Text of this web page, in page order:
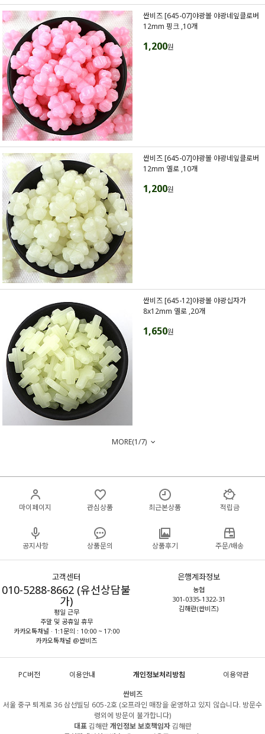
싼비즈 [645-07]야광볼 야광네잎클로버
12mm 핑크 ,10개
1,200원
싼비즈 [645-07]야광볼 야광네잎클로버
12mm 옐로 ,10개
1,200원
싼비즈 [645-12]야광볼 야광십자가
8x12mm 옐로 ,20개
1,650원
MORE(1/7)
마이페이지 관심상품 최근본상품 적립금
공지사항 상품문의 상품후기 주문/배송
고객센터
010-5288-8662 (유선상담불
가)
평일 근무
주말 및 공휴일 휴무
카카오톡채널 · 1:1문의 : 10:00 ~ 17:00
카카오톡채널 @싼비즈
은행계좌정보
농협
301-0335-1322-31
김해란(싼비즈)
PC버전 이용안내 개인정보처리방침
이용약관
싼비즈
서울 중구 퇴계로 36 삼선빌딩 605-2호 (오프라인 매장을 운영하고 있지 않습니다. 방문수
령외에 방문이 불가합니다)
대표김해란개인정보 보호책임자김해란